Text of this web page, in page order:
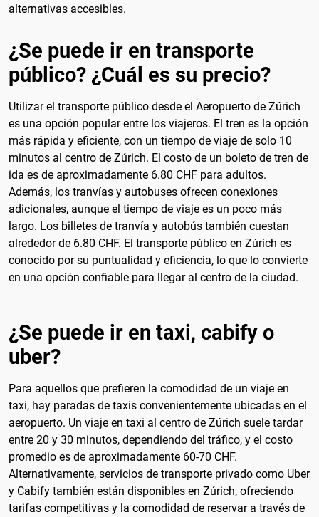
alternativas accesibles.
¿Se puede ir en transporte
público? ¿Cuál es su precio?
Utilizar el transporte público desde el Aeropuerto de Zúrich
es una opción popular entre los viajeros. El tren es la opción
más rápida y eficiente, con un tiempo de viaje de solo 10
minutos al centro de Zúrich. El costo de un boleto de tren de
ida es de aproximadamente 6.80 CHF para adultos.
Además, los tranvías y autobuses ofrecen conexiones
adicionales, aunque el tiempo de viaje es un poco más
largo. Los billetes de tranvía y autobús también cuestan
alrededor de 6.80 CHF. El transporte público en Zúrich es
conocido por su puntualidad y eficiencia, lo que lo convierte
en una opción confiable para llegar al centro de la ciudad.
¿Se puede ir en taxi, cabify o
uber?
Para aquellos que prefieren la comodidad de un viaje en
taxi, hay paradas de taxis convenientemente ubicadas en el
aeropuerto. Un viaje en taxi al centro de Zúrich suele tardar
entre 20 y 30 minutos, dependiendo del tráfico, y el costo
promedio es de aproximadamente 60-70 CHF.
Alternativamente, servicios de transporte privado como Uber
y Cabify también están disponibles en Zúrich, ofreciendo
tarifas competitivas y la comodidad de reservar a través de